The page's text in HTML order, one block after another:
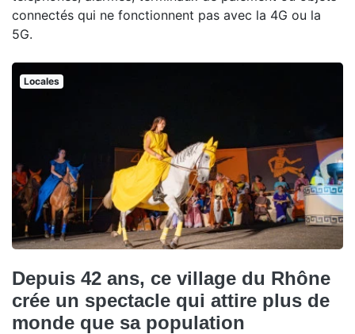
connectés qui ne fonctionnent pas avec la 4G ou la
5G.
Locales
Depuis 42 ans, ce village du Rhône
crée un spectacle qui attire plus de
monde que sa population